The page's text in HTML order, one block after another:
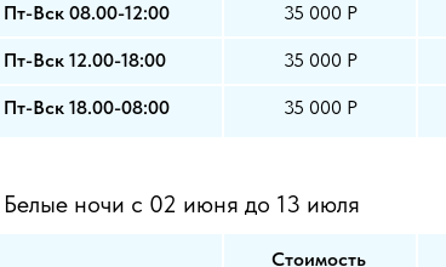
Пт-Вск 08.00-12:00 35 000 Р
Пт-Вск 12.00-18:00 35 000 Р
Пт-Вск 18.00-08:00 35 000 Р
Белые ночи с 02 июня до 13 июля
Стоимость